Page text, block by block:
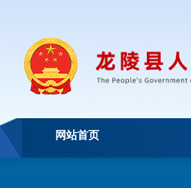
网站首页